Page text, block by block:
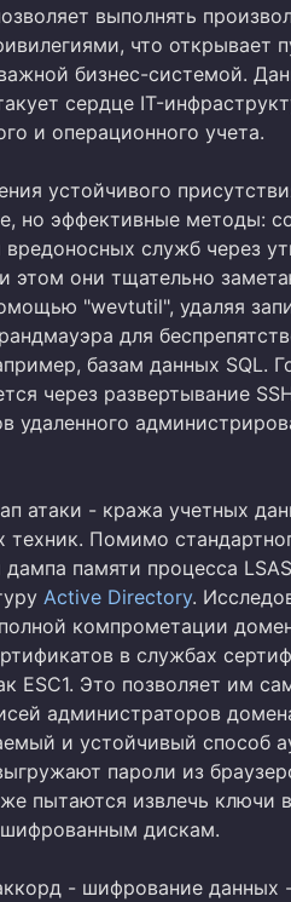
выполнять
что открывает
бизнес-системой.
сердце IT-
и операционного учета.
устойчивого
но эффективные методы:
вредоносных служб через
этом они тщательно
"wevtutil", удаляя
для
базам данных SQL.
через развертывание
удаленного
атаки - кража учетных
техник. Помимо
дампа памяти процесса
Active Directory.
компрометации
в службах
ESC1. Это позволяет им
администраторов
и устойчивый способ
пароли из
пытаются извлечь ключи
дискам.
- шифрование данных